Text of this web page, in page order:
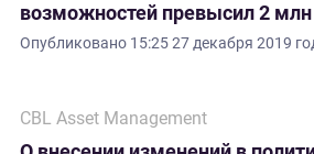
возможностей превысил 2
Опубликовано 15:25 27 декабря 2019
CBL Asset Management